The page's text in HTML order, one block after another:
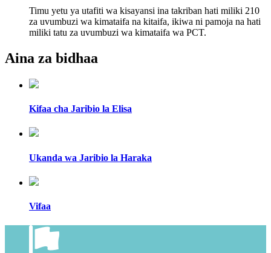
Timu yetu ya utafiti wa kisayansi ina takriban hati miliki 210
za uvumbuzi wa kimataifa na kitaifa, ikiwa ni pamoja na hati
miliki tatu za uvumbuzi wa kimataifa wa PCT.
Aina za bidhaa
Kifaa cha Jaribio la Elisa
Ukanda wa Jaribio la Haraka
Vifaa